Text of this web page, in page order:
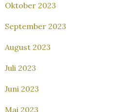
Oktober 2023
September 2023
August 2023
Juli 2023
Juni 2023
Mai 2023